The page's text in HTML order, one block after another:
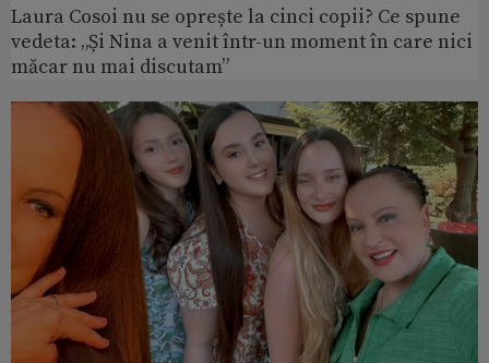
Laura Cosoi nu se oprește la cinci copii? Ce spune
vedeta: „Și Nina a venit într-un moment în care nici
măcar nu mai discutam”